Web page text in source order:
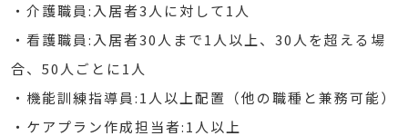
・介護職員:入居者3人に対して1人
・看護職員:入居者30人まで1人以上、30人を超える場
合、50人ごとに1人
・機能訓練指導員:1人以上配置（他の職種と兼務可能）
・ケアプラン作成担当者:1人以上